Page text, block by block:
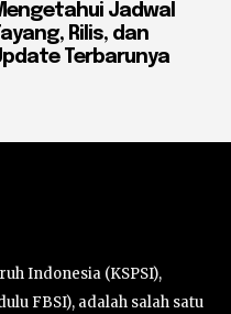
Jadwal
Tayang, Rilis, dan
Terbarunya
Indonesia (KSPSI),
FBSI), adalah salah satu